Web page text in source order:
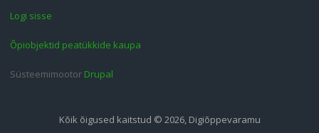
Logi sisse
Õpiobjektid peatükkide kaupa
Süsteemimootor Drupal
Kõik õigused kaitstud © 2026, Digiõppevaramu